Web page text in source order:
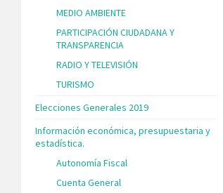
MEDIO AMBIENTE
PARTICIPACIÓN CIUDADANA Y
TRANSPARENCIA
RADIO Y TELEVISIÓN
TURISMO
Elecciones Generales 2019
Información económica, presupuestaria y
estadística.
Autonomía Fiscal
Cuenta General